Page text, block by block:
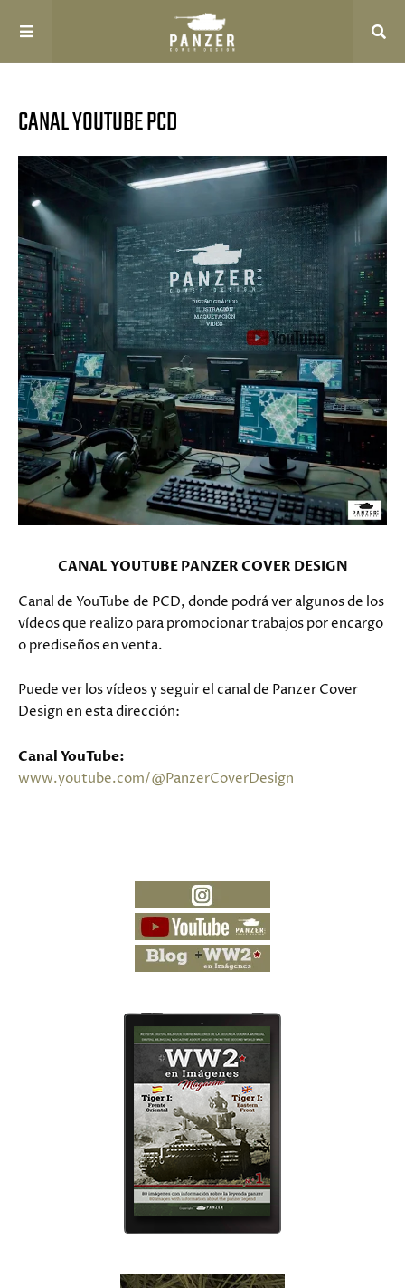
CANAL YOUTUBE PCD
CANAL YOUTUBE PANZER COVER DESIGN
Canal de YouTube de PCD, donde podrá ver algunos de los
vídeos que realizo para promocionar trabajos por encargo
o prediseños en venta.
Puede ver los vídeos y seguir el canal de Panzer Cover
Design en esta dirección:
Canal YouTube:
www.youtube.com/@PanzerCoverDesign